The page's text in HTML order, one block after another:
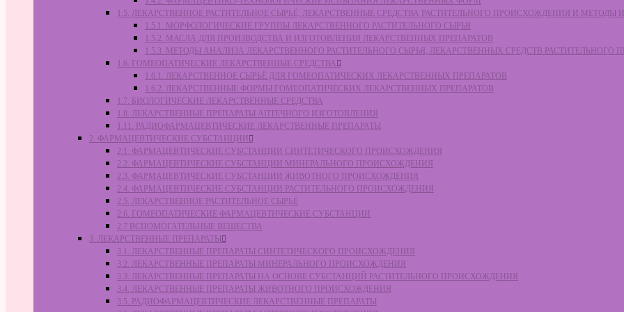
1.5. ЛЕКАРСТВЕННОЕ РАСТИТЕЛЬНОЕ СЫРЬЁ, ЛЕКАРСТВЕННЫЕ СРЕДСТВА РАСТИТЕЛЬНОГО ПРОИСХОЖДЕНИЯ И МЕТОДЫ
1.5.1. МОРФОЛОГИЧЕСКИЕ ГРУППЫ ЛЕКАРСТВЕННОГО РАСТИТЕЛЬНОГО СЫРЬЯ
1.5.2. МАСЛА ДЛЯ ПРОИЗВОДСТВА И ИЗГОТОВЛЕНИЯ ЛЕКАРСТВЕННЫХ ПРЕПАРАТОВ
1.5.3. МЕТОДЫ АНАЛИЗА ЛЕКАРСТВЕННОГО РАСТИТЕЛЬНОГО СЫРЬЯ, ЛЕКАРСТВЕННЫХ СРЕДСТВ РАСТИТЕЛЬНОГО
1.6. ГОМЕОПАТИЧЕСКИЕ ЛЕКАРСТВЕННЫЕ СРЕДСТВА
1.6.1. ЛЕКАРСТВЕННОЕ СЫРЬЁ ДЛЯ ГОМЕОПАТИЧЕСКИХ ЛЕКАРСТВЕННЫХ ПРЕПАРАТОВ
1.6.2. ЛЕКАРСТВЕННЫЕ ФОРМЫ ГОМЕОПАТИЧЕСКИХ ЛЕКАРСТВЕННЫХ ПРЕПАРАТОВ
1.7. БИОЛОГИЧЕСКИЕ ЛЕКАРСТВЕННЫЕ СРЕДСТВА
1.8. ЛЕКАРСТВЕННЫЕ ПРЕПАРАТЫ АПТЕЧНОГО ИЗГОТОВЛЕНИЯ
1.11. РАДИОФАРМАЦЕВТИЧЕСКИЕ ЛЕКАРСТВЕННЫЕ ПРЕПАРАТЫ
2. ФАРМАЦЕВТИЧЕСКИЕ СУБСТАНЦИИ
2.1. ФАРМАЦЕВТИЧЕСКИЕ СУБСТАНЦИИ СИНТЕТИЧЕСКОГО ПРОИСХОЖДЕНИЯ
2.2. ФАРМАЦЕВТИЧЕСКИЕ СУБСТАНЦИИ МИНЕРАЛЬНОГО ПРОИСХОЖДЕНИЯ
2.3. ФАРМАЦЕВТИЧЕСКИЕ СУБСТАНЦИИ ЖИВОТНОГО ПРОИСХОЖДЕНИЯ
2.4. ФАРМАЦЕВТИЧЕСКИЕ СУБСТАНЦИИ РАСТИТЕЛЬНОГО ПРОИСХОЖДЕНИЯ
2.5. ЛЕКАРСТВЕННОЕ РАСТИТЕЛЬНОЕ СЫРЬЁ
2.6. ГОМЕОПАТИЧЕСКИЕ ФАРМАЦЕВТИЧЕСКИЕ СУБСТАНЦИИ
2.7 ВСПОМОГАТЕЛЬНЫЕ ВЕЩЕСТВА
3. ЛЕКАРСТВЕННЫЕ ПРЕПАРАТЫ
3.1. ЛЕКАРСТВЕННЫЕ ПРЕПАРАТЫ СИНТЕТИЧЕСКОГО ПРОИСХОЖДЕНИЯ
3.2. ЛЕКАРСТВЕННЫЕ ПРЕПАРАТЫ МИНЕРАЛЬНОГО ПРОИСХОЖДЕНИЯ
3.3. ЛЕКАРСТВЕННЫЕ ПРЕПАРАТЫ НА ОСНОВЕ СУБСТАНЦИЙ РАСТИТЕЛЬНОГО ПРОИСХОЖДЕНИЯ
3.4. ЛЕКАРСТВЕННЫЕ ПРЕПАРАТЫ ЖИВОТНОГО ПРОИСХОЖДЕНИЯ
3.5. РАДИОФАРМАЦЕВТИЧЕСКИЕ ЛЕКАРСТВЕННЫЕ ПРЕПАРАТЫ